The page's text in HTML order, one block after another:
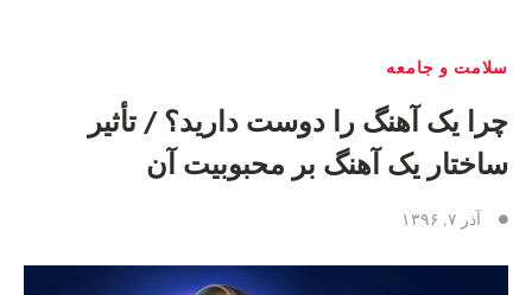
سلامت و جامعه
چرا یک آهنگ را دوست دارید؟ / تأثیر
ساختار یک آهنگ بر محبوبیت آن
آذر ۷, ۱۳۹۶